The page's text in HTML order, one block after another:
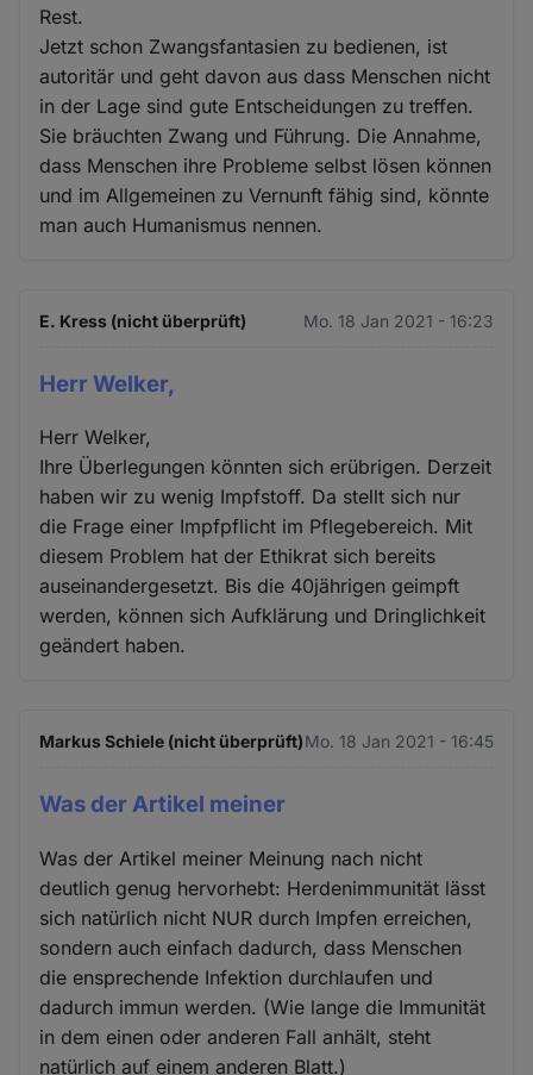
Rest.
Jetzt schon Zwangsfantasien zu bedienen, ist
autoritär und geht davon aus dass Menschen nicht
in der Lage sind gute Entscheidungen zu treffen.
Sie bräuchten Zwang und Führung. Die Annahme,
dass Menschen ihre Probleme selbst lösen können
und im Allgemeinen zu Vernunft fähig sind, könnte
man auch Humanismus nennen.
E. Kress (nicht überprüft) Mo. 18 Jan 2021 - 16:23
Herr Welker,
Herr Welker,
Ihre Überlegungen könnten sich erübrigen. Derzeit
haben wir zu wenig Impfstoff. Da stellt sich nur
die Frage einer Impfpflicht im Pflegebereich. Mit
diesem Problem hat der Ethikrat sich bereits
auseinandergesetzt. Bis die 40jährigen geimpft
werden, können sich Aufklärung und Dringlichkeit
geändert haben.
Markus Schiele (nicht überprüft)Mo. 18 Jan 2021 - 16:45
Was der Artikel meiner
Was der Artikel meiner Meinung nach nicht
deutlich genug hervorhebt: Herdenimmunität lässt
sich natürlich nicht NUR durch Impfen erreichen,
sondern auch einfach dadurch, dass Menschen
die ensprechende Infektion durchlaufen und
dadurch immun werden. (Wie lange die Immunität
in dem einen oder anderen Fall anhält, steht
natürlich auf einem anderen Blatt.)